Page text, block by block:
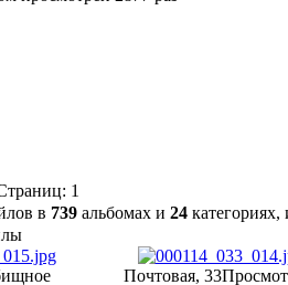
1
в 739 альбомах и 24
Почтовая, 33